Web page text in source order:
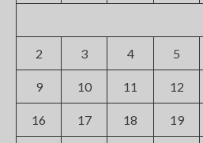
2 3 4 5
9 10 11 12
16 17 18 19